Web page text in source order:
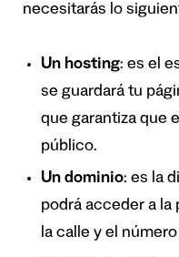
necesitarás lo
Un hosting: es el
se guardará tu
que garantiza que
público.
Un dominio: es la
podrá acceder a la
la calle y el